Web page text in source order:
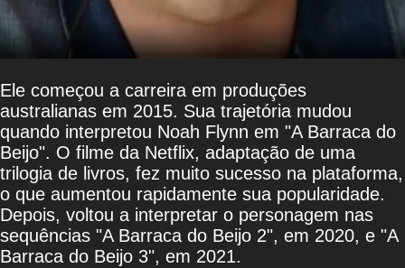
Ele começou a carreira em produções
australianas em 2015. Sua trajetória mudou
quando interpretou Noah Flynn em "A Barraca do
Beijo". O filme da Netflix, adaptação de uma
trilogia de livros, fez muito sucesso na plataforma,
o que aumentou rapidamente sua popularidade.
Depois, voltou a interpretar o personagem nas
sequências "A Barraca do Beijo 2", em 2020, e "A
Barraca do Beijo 3", em 2021.